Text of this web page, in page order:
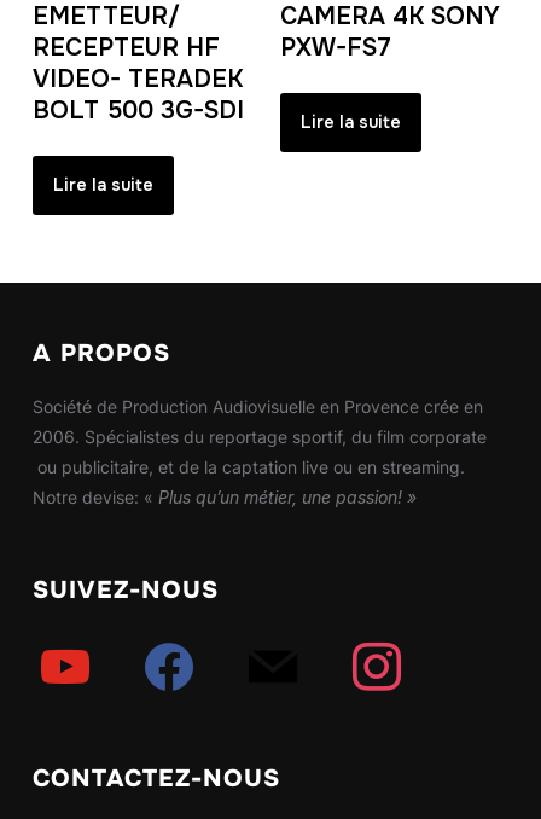
EMETTEUR/
RECEPTEUR HF
VIDEO- TERADEK
BOLT 500 3G-SDI
Lire la suite
CAMERA 4K SONY
PXW-FS7
Lire la suite
A PROPOS
Société de Production Audiovisuelle en Provence crée en
2006. Spécialistes du reportage sportif, du film corporate
ou publicitaire, et de la captation live ou en streaming.
Notre devise: « Plus qu’un métier, une passion! »
SUIVEZ-NOUS
CONTACTEZ-NOUS